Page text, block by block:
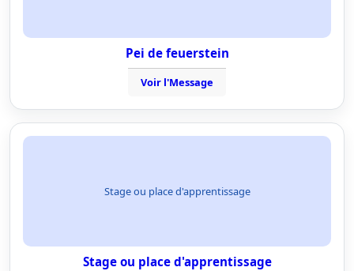
Pei de feuerstein
Voir l'Message
Stage ou place d'apprentissage
Stage ou place d'apprentissage